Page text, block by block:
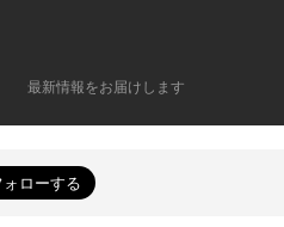
最新情報をお届けします